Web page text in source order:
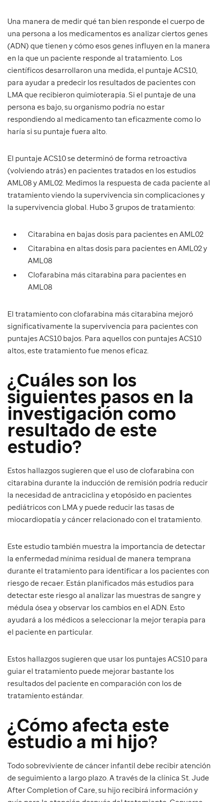
Una manera de medir qué tan bien responde el cuerpo de
una persona a los medicamentos es analizar ciertos genes
(ADN) que tienen y cómo esos genes influyen en la manera
en la que un paciente responde al tratamiento. Los
científicos desarrollaron una medida, el puntaje ACS10,
para ayudar a predecir los resultados de pacientes con
LMA que recibieron quimioterapia. Si el puntaje de una
persona es bajo, su organismo podría no estar
respondiendo al medicamento tan eficazmente como lo
haría si su puntaje fuera alto.
El puntaje ACS10 se determinó de forma retroactiva
(volviendo atrás) en pacientes tratados en los estudios
AML08 y AML02. Medimos la respuesta de cada paciente al
tratamiento viendo la supervivencia sin complicaciones y
la supervivencia global. Hubo 3 grupos de tratamiento:
Citarabina en bajas dosis para pacientes en AML02
Citarabina en altas dosis para pacientes en AML02 y
AML08
Clofarabina más citarabina para pacientes en
AML08
El tratamiento con clofarabina más citarabina mejoró
significativamente la supervivencia para pacientes con
puntajes ACS10 bajos. Para aquellos con puntajes ACS10
altos, este tratamiento fue menos eficaz.
¿Cuáles son los
siguientes pasos en la
investigación como
resultado de este
estudio?
Estos hallazgos sugieren que el uso de clofarabina con
citarabina durante la inducción de remisión podría reducir
la necesidad de antraciclina y etopósido en pacientes
pediátricos con LMA y puede reducir las tasas de
miocardiopatía y cáncer relacionado con el tratamiento.
Este estudio también muestra la importancia de detectar
la enfermedad mínima residual de manera temprana
durante el tratamiento para identificar a los pacientes con
riesgo de recaer. Están planificados más estudios para
detectar este riesgo al analizar las muestras de sangre y
médula ósea y observar los cambios en el ADN. Esto
ayudará a los médicos a seleccionar la mejor terapia para
el paciente en particular.
Estos hallazgos sugieren que usar los puntajes ACS10 para
guiar el tratamiento puede mejorar bastante los
resultados del paciente en comparación con los de
tratamiento estándar.
¿Cómo afecta este
estudio a mi hijo?
Todo sobreviviente de cáncer infantil debe recibir atención
de seguimiento a largo plazo. A través de la clínica St. Jude
After Completion of Care, su hijo recibirá información y